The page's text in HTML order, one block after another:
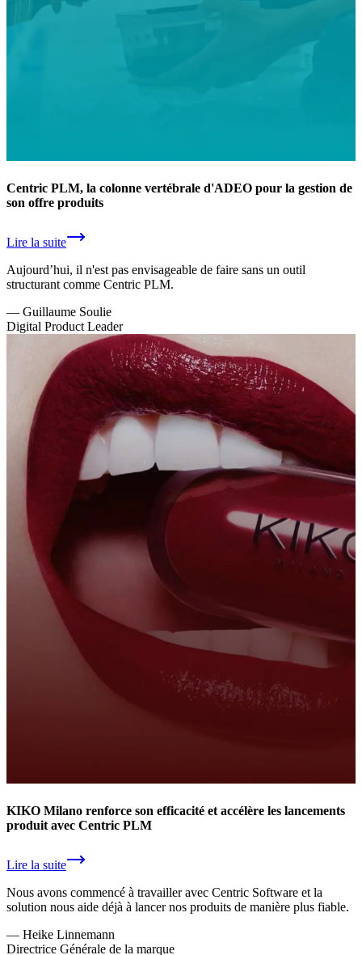
Centric PLM, la colonne vertébrale d'ADEO pour la gestion de
son offre produits
Lire la suite
Aujourd’hui, il n'est pas envisageable de faire sans un outil
structurant comme Centric PLM.
— Guillaume Soulie
Digital Product Leader
KIKO Milano renforce son efficacité et accélère les lancements
produit avec Centric PLM
Lire la suite
Nous avons commencé à travailler avec Centric Software et la
solution nous aide déjà à lancer nos produits de manière plus fiable.
— Heike Linnemann
Directrice Générale de la marque